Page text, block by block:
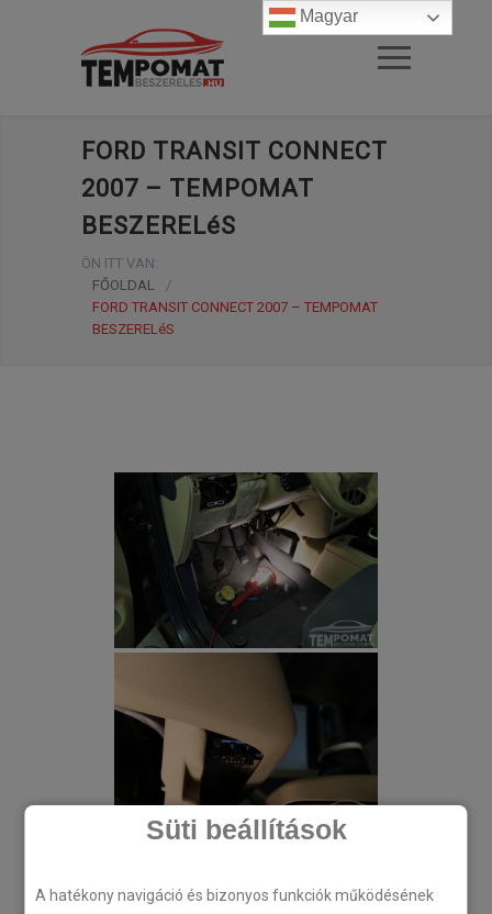
Süti beállítások
A hatékony navigáció és bizonyos funkciók működésének
FORD TRANSIT CONNECT
2007 – TEMPOMAT
BESZERELéS
ÖN ITT VAN:
FŐOLDAL
/
FORD TRANSIT CONNECT 2007 – TEMPOMAT
BESZERELéS
Magyar